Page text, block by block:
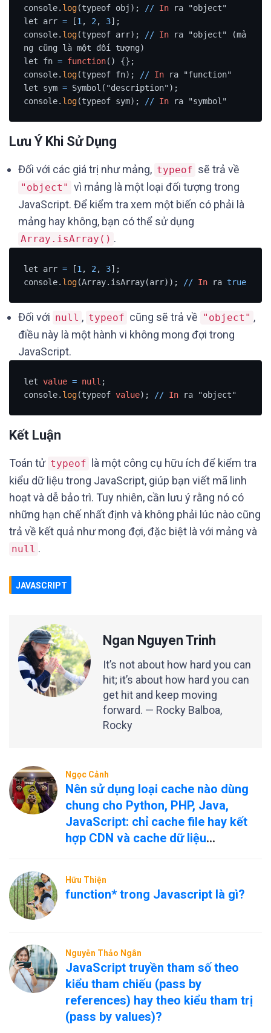
console. log(typeof obj); // In ra "object"
let arr = [1 , 2 , 3];
console. log(typeof arr); // In ra "object" (mả
ng cũng là một đối tượng)
let fn = function() {};
console. log(typeof fn); // In ra "function"
let sym = Symbol("description");
console. log(typeof sym); // In ra "symbol"
Lưu Ý Khi Sử Dụng
Đối với các giá trị như mảng, typeof sẽ trả về
"object" vì mảng là một loại đối tượng trong
JavaScript. Để kiểm tra xem một biến có phải là
mảng hay không, bạn có thể sử dụng
Array.isArray() .
let arr = [1 , 2 , 3];
console. log(Array.isArray(arr)); // In ra true
Đối với null , typeof cũng sẽ trả về "object" ,
điều này là một hành vi không mong đợi trong
JavaScript.
let value = null ;
console. log(typeof value); // In ra "object"
Kết Luận
Toán tử typeof
là một công cụ hữu ích để kiểm tra
kiểu dữ liệu trong JavaScript, giúp bạn viết mã linh
hoạt và dễ bảo trì. Tuy nhiên, cần lưu ý rằng nó có
những hạn chế nhất định và không phải lúc nào cũng
trả về kết quả như mong đợi, đặc biệt là với mảng và
null .
JAVASCRIPT
Ngan Nguyen Trinh
It’s not about how hard you can
hit; it’s about how hard you can
get hit and keep moving
forward. — Rocky Balboa,
Rocky
Ngọc Cảnh
Nên sử dụng loại cache nào dùng
chung cho Python, PHP, Java,
JavaScript: chỉ cache file hay kết
hợp CDN và cache dữ liệu
Hữu Thiện
function* trong Javascript là gì?
Nguyễn Thảo Ngân
JavaScript truyền tham số theo
kiểu tham chiếu (pass by
references) hay theo kiểu tham trị
(pass by values)?